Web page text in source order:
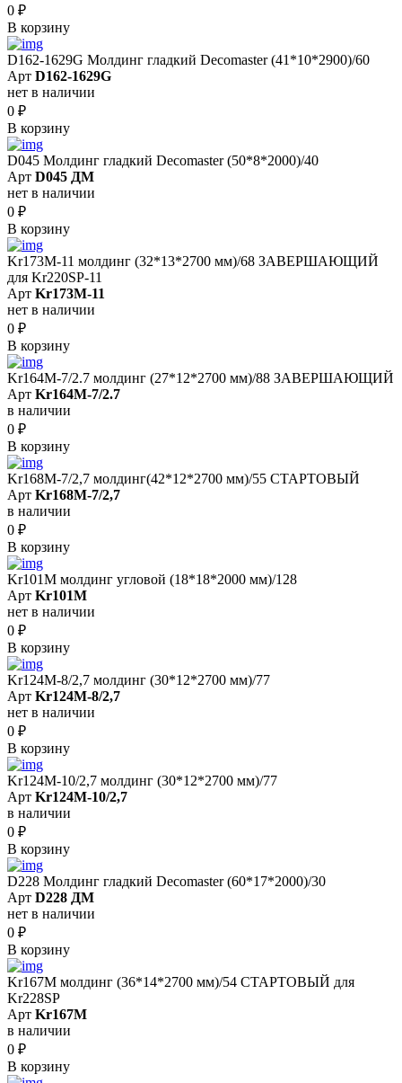
0 ₽
В корзину
D162-1629G Молдинг гладкий Decomaster (41*10*2900)/60
Арт D162-1629G
нет в наличии
0 ₽
В корзину
D045 Молдинг гладкий Decomaster (50*8*2000)/40
Арт D045 ДМ
нет в наличии
0 ₽
В корзину
Kr173M-11 молдинг (32*13*2700 мм)/68 ЗАВЕРШАЮЩИЙ
для Kr220SP-11
Арт Kr173M-11
нет в наличии
0 ₽
В корзину
Kr164M-7/2.7 молдинг (27*12*2700 мм)/88 ЗАВЕРШАЮЩИЙ
Арт Kr164M-7/2.7
в наличии
0 ₽
В корзину
Kr168M-7/2,7 молдинг(42*12*2700 мм)/55 СТАРТОВЫЙ
Арт Kr168M-7/2,7
в наличии
0 ₽
В корзину
Kr101M молдинг угловой (18*18*2000 мм)/128
Арт Kr101M
нет в наличии
0 ₽
В корзину
Kr124M-8/2,7 молдинг (30*12*2700 мм)/77
Арт Kr124M-8/2,7
нет в наличии
0 ₽
В корзину
Kr124M-10/2,7 молдинг (30*12*2700 мм)/77
Арт Kr124M-10/2,7
в наличии
0 ₽
В корзину
D228 Молдинг гладкий Decomaster (60*17*2000)/30
Арт D228 ДМ
нет в наличии
0 ₽
В корзину
Kr167M молдинг (36*14*2700 мм)/54 СТАРТОВЫЙ для
Kr228SP
Арт Kr167M
в наличии
0 ₽
В корзину